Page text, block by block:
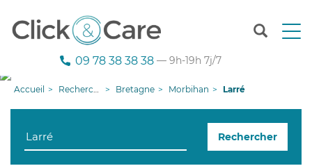
T
n
09 78 38 38 38 — 9h-19h 7j/7
Accueil Recherche aide à domicile Bretagne Morbihan Larré
Rechercher